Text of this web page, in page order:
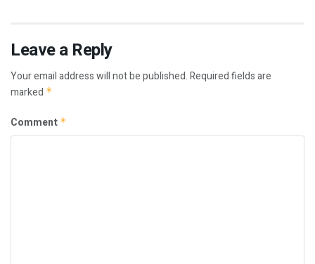
Leave a Reply
Your email address will not be published.Required fields are
marked *
Comment *